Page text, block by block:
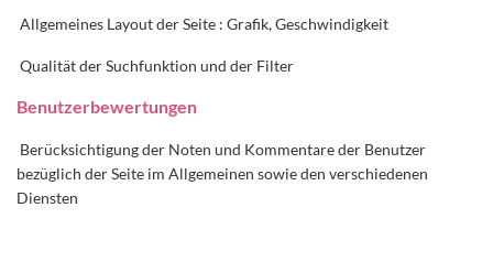
Allgemeines Layout der Seite : Grafik, Geschwindigkeit
Qualität der Suchfunktion und der Filter
Benutzerbewertungen
Berücksichtigung der Noten und Kommentare der Benutzer
bezüglich der Seite im Allgemeinen sowie den verschiedenen
Diensten